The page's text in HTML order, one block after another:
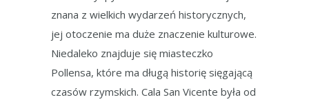
znana z wielkich wydarzeń historycznych,
jej otoczenie ma duże znaczenie kulturowe.
Niedaleko znajduje się miasteczko
Pollensa, które ma długą historię sięgającą
czasów rzymskich. Cala San Vicente była od